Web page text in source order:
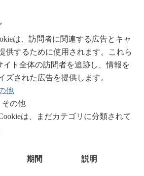
は、訪問者に関連する広告とキャ
供するために使用されます。これら
イト全体の訪問者を追跡し、情報を
ズされた広告を提供します。
他
その他
は、まだカテゴリに分類されて
期間 説明